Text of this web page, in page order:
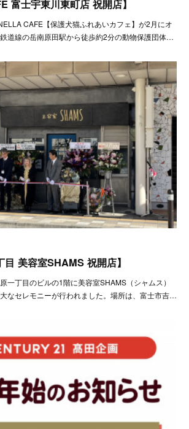
富士宇東川東町店 祝開店】
CAFE【保護犬猫ふれあいカフェ】が2月にオ
道線の岳南原田駅から徒歩約2分の動物保護団体…
目 美容室SHAMS 祝開店】
一丁目のビルの1階に美容室SHAMS（シャムス）
なセレモニーが行われました。場所は、富士市吉…